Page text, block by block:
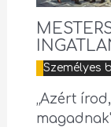
Személyes
„Azért